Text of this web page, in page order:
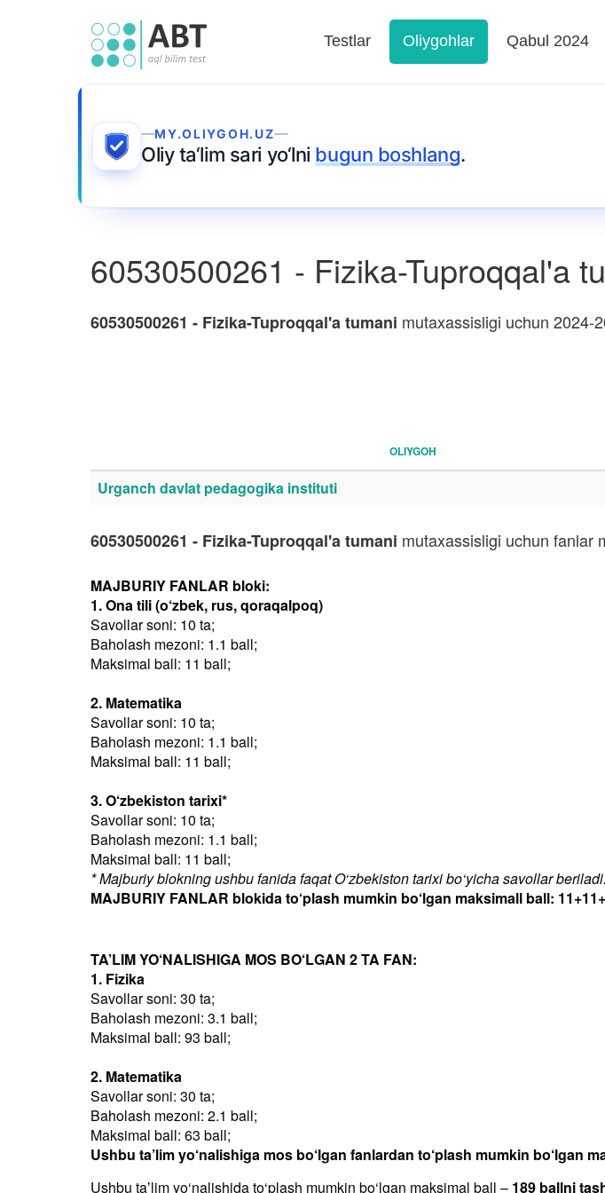
Testlar Oliygohlar Qabul 2024
MY.OLIYGOH.UZ
Oliy ta‘lim sari yo‘lni bugun boshlang.
60530500261 - Fizika-Tuproqqal'a
60530500261 - Fizika-Tuproqqal'a tumani mutaxassisligi uchun 2024-
OLIYGOH
Urganch davlat pedagogika instituti
60530500261 - Fizika-Tuproqqal'a tumani mutaxassisligi uchun fanlar
MAJBURIY FANLAR bloki:
1. Ona tili (o‘zbek, rus, qoraqalpoq)
Savollar soni: 10 ta;
Baholash mezoni: 1.1 ball;
Maksimal ball: 11 ball;
2. Matematika
Savollar soni: 10 ta;
Baholash mezoni: 1.1 ball;
Maksimal ball: 11 ball;
3. O‘zbekiston tarixi*
Savollar soni: 10 ta;
Baholash mezoni: 1.1 ball;
Maksimal ball: 11 ball;
* Majburiy blokning ushbu fanida faqat O‘zbekiston tarixi bo‘yicha savollar beriladi.
MAJBURIY FANLAR blokida to‘plash mumkin bo‘lgan maksimall ball:
TA’LIM YO‘NALISHIGA MOS BO‘LGAN 2 TA FAN:
1. Fizika
Savollar soni: 30 ta;
Baholash mezoni: 3.1 ball;
Maksimal ball: 93 ball;
2. Matematika
Savollar soni: 30 ta;
Baholash mezoni: 2.1 ball;
Maksimal ball: 63 ball;
Ushbu ta’lim yo‘nalishiga mos bo‘lgan fanlardan to‘plash mumkin bo‘lgan
Ushbu taʼlim yo‘nalishida to‘plash mumkin bo‘lgan maksimal ball – 189 ballni